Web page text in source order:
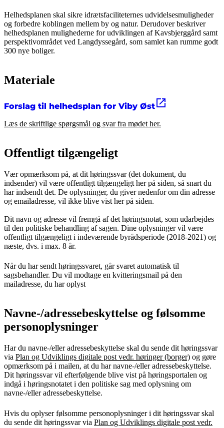
Helhedsplanen skal sikre idrætsfaciliteternes udvidelsesmuligheder
og forbedre koblingen mellem by og natur. Derudover beskriver
helhedsplanen mulighederne for udviklingen af Kavsbjerggård samt
perspektivområdet ved Langdyssegård, som samlet kan rumme godt
300 nye boliger.
Materiale
Forslag til helhedsplan for Viby Øst
Læs de skriftlige spørgsmål og svar fra mødet her.
Offentligt tilgængeligt
Vær opmærksom på, at dit høringssvar (det dokument, du
indsender) vil være offentligt tilgængeligt her på siden, så snart du
har indsendt det. De oplysninger, du giver nedenfor om din adresse
og emailadresse, vil ikke blive vist her på siden.
Dit navn og adresse vil fremgå af det høringsnotat, som udarbejdes
til den politiske behandling af sagen. Dine oplysninger vil være
offentligt tilgængeligt i indeværende byrådsperiode (2018-2021) og
næste, dvs. i max. 8 år.
Når du har sendt høringssvaret, går svaret automatisk til
sagsbehandler. Du vil modtage en kvitteringsmail på den
mailadresse, du har oplyst
Navne-/adressebeskyttelse og følsomme
personoplysninger
Har du navne-/eller adressebeskyttelse skal du sende dit høringssvar
via Plan og Udviklings digitale post vedr. høringer (borger) og gøre
opmærksom på i mailen, at du har navne-/eller adressebeskyttelse.
Dit høringssvar vil efterfølgende blive vist på høringsportalen og
indgå i høringsnotatet i den politiske sag med oplysning om
navne-/eller adressebeskyttelse.
Hvis du oplyser følsomme personoplysninger i dit høringssvar skal
du sende dit høringssvar via Plan og Udviklings digitale post vedr.